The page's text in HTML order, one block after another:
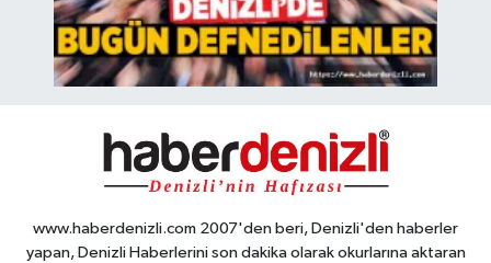
www.haberdenizli.com 2007'den beri, Denizli'den haberler
yapan, Denizli Haberlerini son dakika olarak okurlarına aktaran